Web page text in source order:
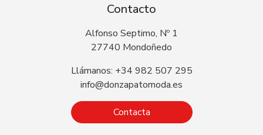
Contacto
Alfonso Septimo, Nº 1
27740 Mondoñedo
Llámanos: +34 982 507 295
info@donzapatomoda.es
Contacta